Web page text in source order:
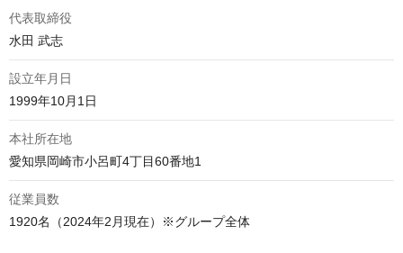
代表取締役
水田 武志
設立年月日
1999年10月1日
本社所在地
愛知県岡崎市小呂町4丁目60番地1
従業員数
1920名（2024年2月現在）※グループ全体